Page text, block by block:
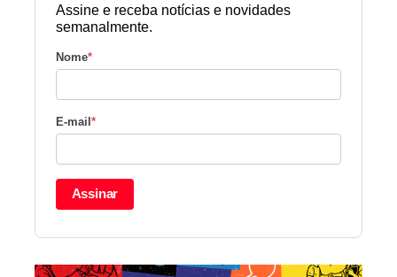
Assine e receba notícias e novidades
semanalmente.
Nome*
E-mail *
Assinar